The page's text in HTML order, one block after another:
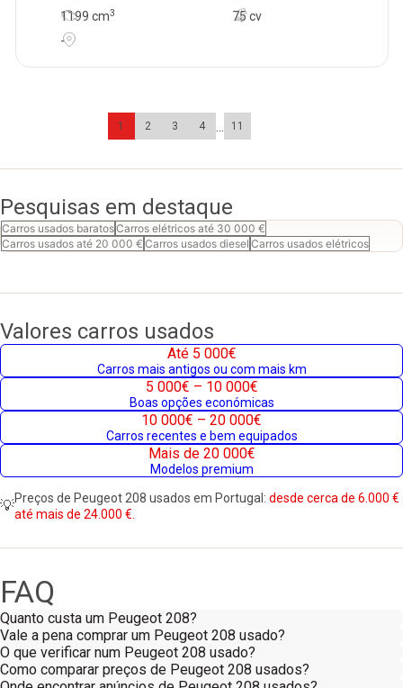
75 cv
1199 cm3
-
1 2 3 4 ... 11
Pesquisas em destaque
Carros usados baratosCarros elétricos até 30 000 €
Carros usados até 20 000 € Carros usados diesel Carros usados elétricos
Valores carros usados
Até 5 000€
Carros mais antigos ou com mais km
5 000€ – 10 000€
Boas opções económicas
10 000€ – 20 000€
Carros recentes e bem equipados
Mais de 20 000€
Modelos premium
💡Preços de Peugeot 208 usados em Portugal: desde cerca de 6.000 €
até mais de 24.000 €.
FAQ
Quanto custa um Peugeot 208?
Vale a pena comprar um Peugeot 208 usado?
O que verificar num Peugeot 208 usado?
Como comparar preços de Peugeot 208 usados?